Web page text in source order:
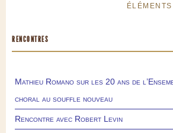
RENCONTRES
Mathieu Romano sur les 20 ans de
choral au souffle nouveau
Rencontre avec Robert Levin